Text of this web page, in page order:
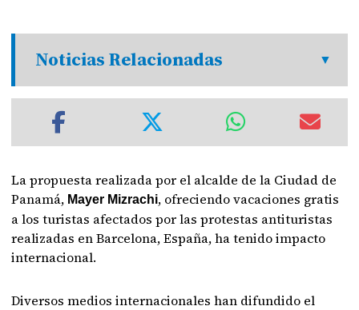
Noticias Relacionadas
La propuesta realizada por el alcalde de la Ciudad de
Panamá, Mayer Mizrachi, ofreciendo vacaciones gratis
a los turistas afectados por las protestas antituristas
realizadas en Barcelona, España, ha tenido impacto
internacional.
Diversos medios internacionales han difundido el